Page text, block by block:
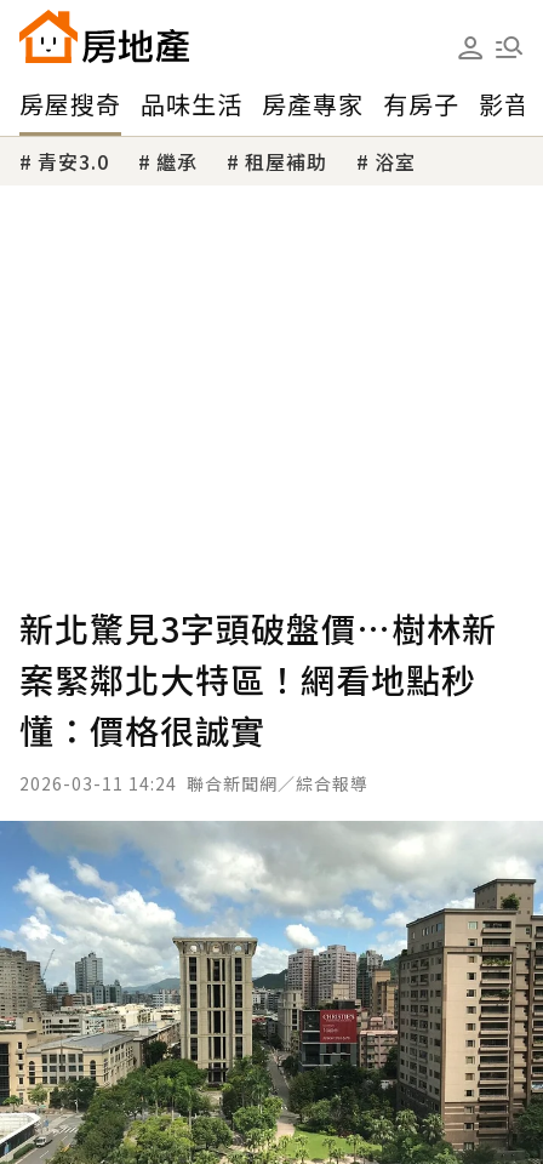
房屋搜奇 品味生活 房產專家 有房子 影音
青安3.0 繼承 租屋補助 浴室
新北驚見3字頭破盤價…樹林新
案緊鄰北大特區！網看地點秒
懂：價格很誠實
2026-03-11 14:24 聯合新聞網／綜合報導